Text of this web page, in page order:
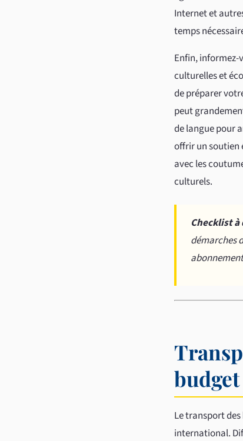
Internet et
temps
Enfin, informez-
culturelles et
de préparer
peut
de langue pour
offrir un soutien
avec les
culturels.
Checklist
démarches
budget
Le transport
international.